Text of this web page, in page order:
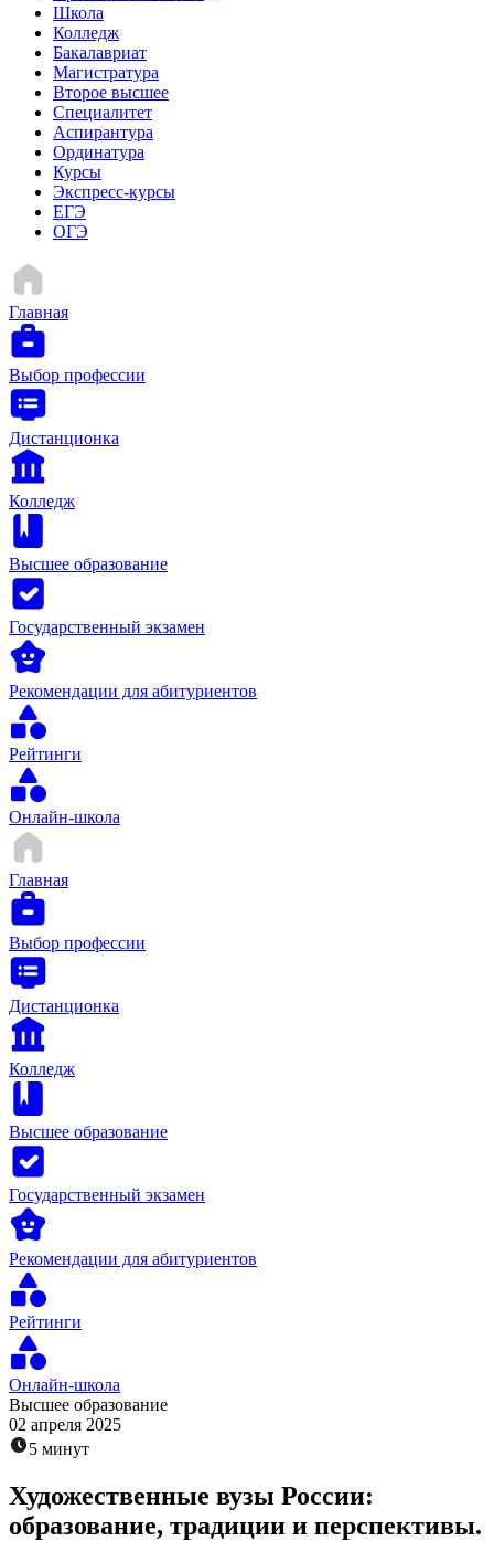
Школа
Колледж
Бакалавриат
Магистратура
Второе высшее
Специалитет
Аспирантура
Ординатура
Курсы
Экспресс-курсы
ЕГЭ
ОГЭ
Главная
Выбор профессии
Дистанционка
Колледж
Высшее образование
Государственный экзамен
Рекомендации для абитуриентов
Рейтинги
Онлайн-школа
Главная
Выбор профессии
Дистанционка
Колледж
Высшее образование
Государственный экзамен
Рекомендации для абитуриентов
Рейтинги
Онлайн-школа
Высшее образование
02 апреля 2025
5 минут
Художественные вузы России:
образование, традиции и перспективы.